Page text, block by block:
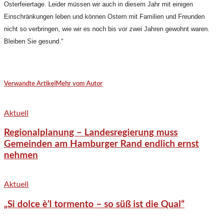
Osterfeiertage. Leider müssen wir auch in diesem Jahr mit einigen
Einschränkungen leben und können Ostern mit Familien und Freunden
nicht so verbringen, wie wir es noch bis vor zwei Jahren gewohnt waren.
Bleiben Sie gesund.“
Verwandte Artikel Mehr vom Autor
Aktuell
Regionalplanung – Landesregierung muss
Gemeinden am Hamburger Rand endlich ernst
nehmen
Aktuell
„Si dolce è’l tormento – so süß ist die Qual“